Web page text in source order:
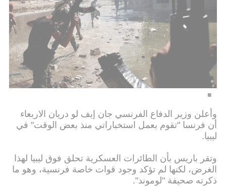
وأعلن وزير الدفاع الفرنسي جان إيف لو دريان الاربعاء
أن فرنسا "تقوم بعمل استخباراتي منذ بعض الوقت" في
ليبيا.
وتقر باريس بأن الطائرات العسكرية تحلق فوق ليبيا لهذا
الغرض، لكنها لم تؤكد وجود قوات خاصة فرنسية، وهو ما
ذكرته صحيفة "لوموند".